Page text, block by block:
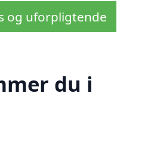
og uforpligtende
du i